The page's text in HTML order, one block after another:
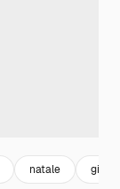
natale